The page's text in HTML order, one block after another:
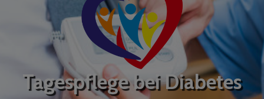
Tagespflege bei Diabetes